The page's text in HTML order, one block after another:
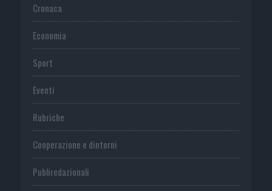
Cronaca
Economia
Sport
Eventi
Rubriche
Cooperazione e dintorni
Publiredazionali